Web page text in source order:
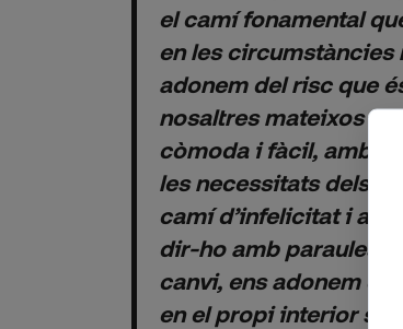
el camí fonamental
en les circumstàncies
adonem del risc que
nosaltres mateixos
còmoda i fàcil, amb
les necessitats dels
camí d’infelicitat i
dir-ho amb paraules
canvi, ens adonem de
en el propi interior si